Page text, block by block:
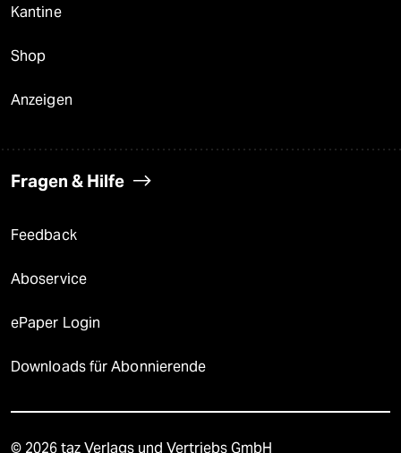
Kantine
Shop
Anzeigen
Fragen & Hilfe
Feedback
Aboservice
ePaper Login
Downloads für Abonnierende
© 2026 taz Verlags und Vertriebs GmbH